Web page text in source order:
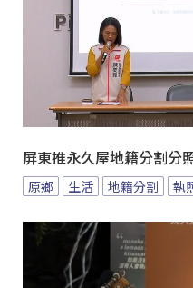
屏東推永久屋地籍分割分
原鄉 生活 地籍分割 執